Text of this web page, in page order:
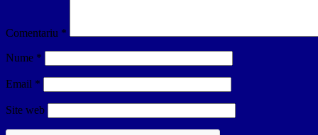
Comentariu *
Nume *
Email *
Site web